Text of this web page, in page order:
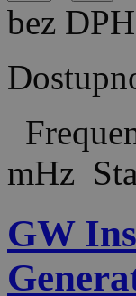
bez DPH
mHz
GW